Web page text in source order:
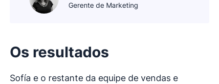
Gerente de Marketing
Os resultados
Sofía e o restante da equipe de vendas e